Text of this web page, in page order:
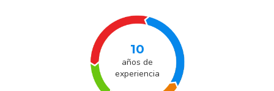
10
años de
experiencia